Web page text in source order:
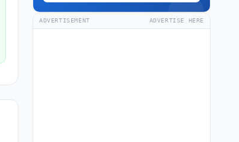
ADVERTISEMENT ADVERTISE HERE